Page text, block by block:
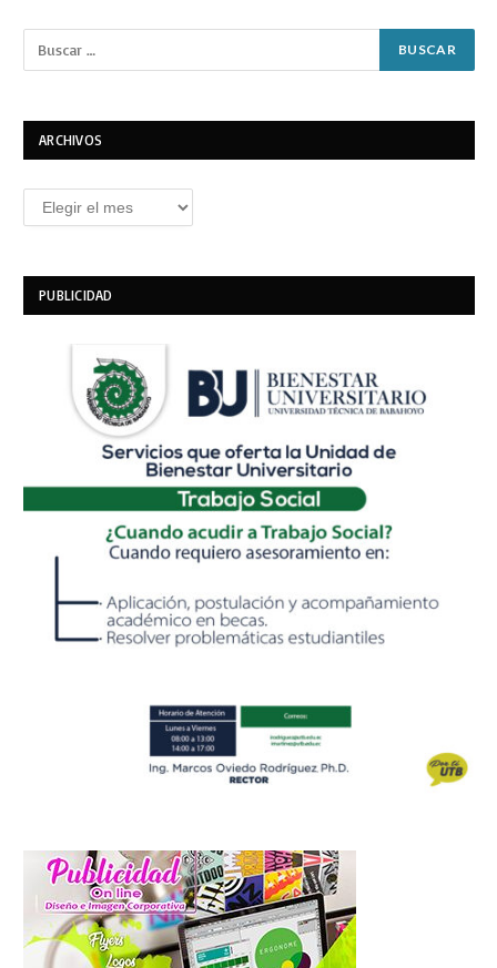
ARCHIVOS
Archivos
PUBLICIDAD